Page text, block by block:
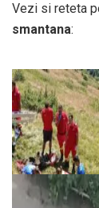
Vezi si reteta
smantana: